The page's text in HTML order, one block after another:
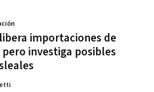
importaciones de
investiga posibles